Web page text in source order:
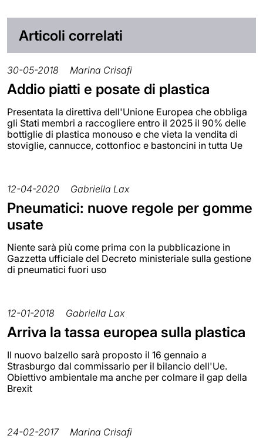
Articoli correlati
30-05-2018 Marina Crisafi
Addio piatti e posate di plastica
Presentata la direttiva dell'Unione Europea che obbliga
gli Stati membri a raccogliere entro il 2025 il 90% delle
bottiglie di plastica monouso e che vieta la vendita di
stoviglie, cannucce, cottonfioc e bastoncini in tutta Ue
12-04-2020 Gabriella Lax
Pneumatici: nuove regole per gomme
usate
Niente sarà più come prima con la pubblicazione in
Gazzetta ufficiale del Decreto ministeriale sulla gestione
di pneumatici fuori uso
12-01-2018 Gabriella Lax
Arriva la tassa europea sulla plastica
Il nuovo balzello sarà proposto il 16 gennaio a
Strasburgo dal commissario per il bilancio dell'Ue.
Obiettivo ambientale ma anche per colmare il gap della
Brexit
24-02-2017 Marina Crisafi